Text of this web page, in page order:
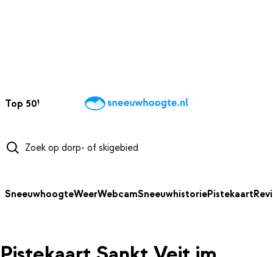
Top 50Webcams WintersportweerKaarten
SneeuwhoogteWeerWebcamSneeuwhistoriePistekaart